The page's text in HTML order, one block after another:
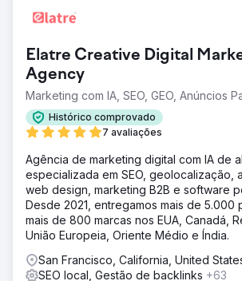
Elatre Creative Digital
Agency
Marketing com IA, SEO, GEO, Anúncios
Histórico comprovado
7 avaliações
Agência de marketing digital com IA de
especializada em SEO, geolocalização,
web design, marketing B2B e software
Desde 2021, entregamos mais de 5.000
mais de 800 marcas nos EUA, Canadá,
União Europeia, Oriente Médio e Índia.
San Francisco, California, United
SEO local, Gestão de backlinks +63